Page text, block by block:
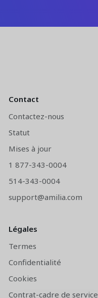
Contact
Contactez-nous
Statut
Mises à jour
1 877-343-0004
514-343-0004
support@amilia.com
Légales
Termes
Confidentialité
Cookies
Contrat-cadre de service